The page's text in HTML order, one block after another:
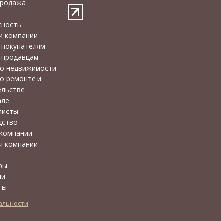
компании
недвижимости
ремонте и
компании